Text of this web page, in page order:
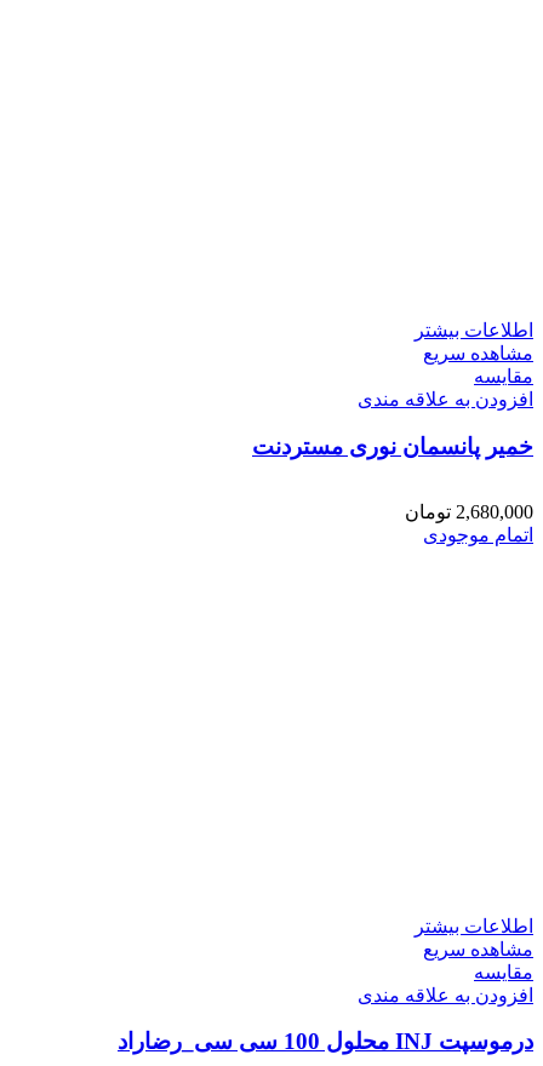
اطلاعات بیشتر
مشاهده سریع
مقایسه
افزودن به علاقه مندی
خمیر پانسمان نوری مستردنت
2,680,000 تومان
اتمام موجودی
اطلاعات بیشتر
مشاهده سریع
مقایسه
افزودن به علاقه مندی
درموسپت INJ محلول 100 سی سی_رضاراد